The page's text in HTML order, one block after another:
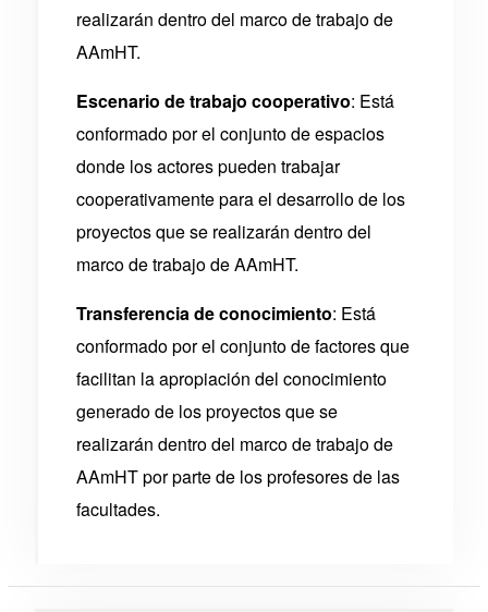
realizarán dentro del marco de trabajo de
AAmHT.
Escenario de trabajo cooperativo: Está
conformado por el conjunto de espacios
donde los actores pueden trabajar
cooperativamente para el desarrollo de los
proyectos que se realizarán dentro del
marco de trabajo de AAmHT.
Transferencia de conocimiento: Está
conformado por el conjunto de factores que
facilitan la apropiación del conocimiento
generado de los proyectos que se
realizarán dentro del marco de trabajo de
AAmHT por parte de los profesores de las
facultades.